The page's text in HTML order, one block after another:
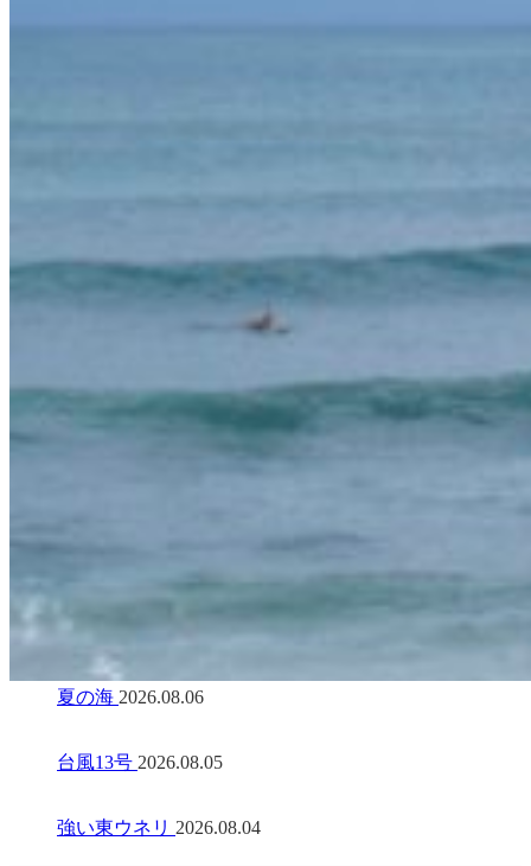
夏の海 2026.08.06
台風13号 2026.08.05
強い東ウネリ 2026.08.04